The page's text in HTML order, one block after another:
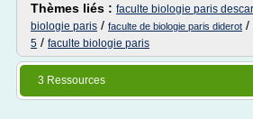
Thèmes liés : faculte biologie paris
biologie paris / faculte de biologie paris diderot /
5 / faculte biologie paris
3 Ressources